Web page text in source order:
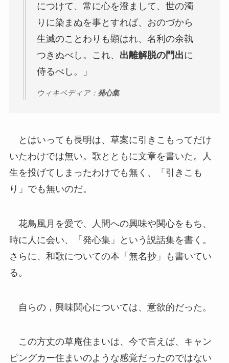
につけて、常に心を澄まして、世の濁
りに染まぬを事とすれば、おのづから
生滅のことわりも顕はれ、名利の余執
つきぬべし。これ、 出離解脱の門出に
侍るべし。」
ウィキペディア： 発心集
とはいっても長明は、草案に引きこもってだけ
いたわけでは無い。歌とともに文章を書いた。人
生を投げてしまったわけでも無く、「引きこも
り」でも無いのだ。
花鳥風月を愛で、人間への興味や関心をもち、
時に人に会い、「発心集」という説話集を書く。
さらに、和歌についての本「無名抄」も書いてい
る。
自らの，興味関心については、意欲的だった。
この方丈の草庵住まいは、今で言えば、キャン
ピングカー住まいのような感覚だったのではない